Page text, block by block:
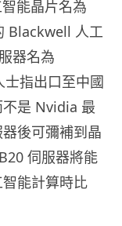
能晶片名為
Blackwell 人工
器名為
士指出口至中國
是 Nvidia 最
後可彌補到晶
伺服器將能
能計算時比